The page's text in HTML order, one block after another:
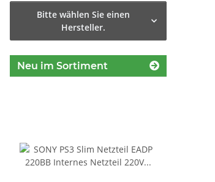
Bitte wählen Sie einen
Hersteller.
Neu im Sortiment